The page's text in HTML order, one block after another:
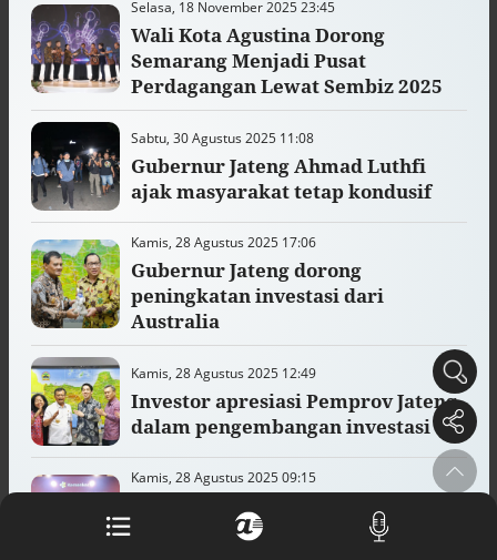
Selasa, 18 November 2025 23:45
Wali Kota Agustina Dorong
Semarang Menjadi Pusat
Perdagangan Lewat Sembiz 2025
Sabtu, 30 Agustus 2025 11:08
Gubernur Jateng Ahmad Luthfi
ajak masyarakat tetap kondusif
Kamis, 28 Agustus 2025 17:06
Gubernur Jateng dorong
peningkatan investasi dari
Australia
Kamis, 28 Agustus 2025 12:49
Investor apresiasi Pemprov Jateng
dalam pengembangan investasi
Kamis, 28 Agustus 2025 09:15
7 rumah sakit milik Pemprov
Jateng siap jalankan program
Alinea.id - Peristiwa
Buku berusia 900 tahun ditemukan di
arsip rahasia Vatikan, ada prediksi
Alinea.id - Peristiwa
Akar persoalan berulangnya kekerasan
Alinea.id - Peristiwa
DPR minta penerbitan sertifikat pagar
laut diproses hukum
Alinea.id - Peristiwa
Mungkinkah duet Anies-Ahok terealisasi
di Pilpres 2029?
Alinea.id - Politik
Pemprov Sultra klarifikasi isu PT GKP,
imbau masyarakat hormati proses
Alinea.id - Peristiwa